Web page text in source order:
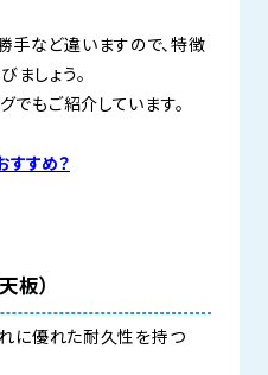
手など違いますので、特徴
ましょう。
でもご紹介しています。
すすめ？
板）
れに優れた耐久性を持つ